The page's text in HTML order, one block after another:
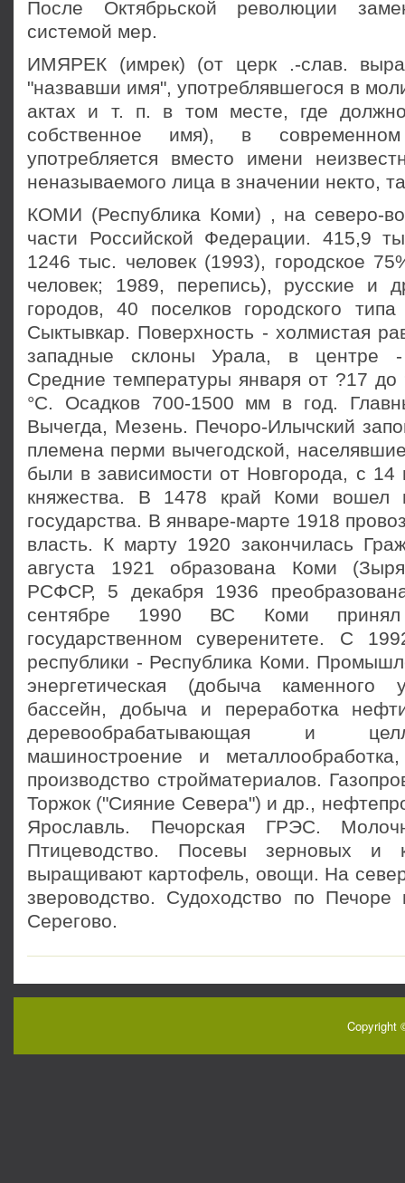
После Октябрьской революции
системой мер.
ИМЯРЕК (имрек) (от церк .-слав.
"назвавши имя", употреблявшегося в
актах и т. п. в том месте, где
собственное имя), в
употребляется вместо имени
неназываемого лица в значении некто,
КОМИ (Республика Коми) , на северо-
части Российской Федерации. 415,9
1246 тыс. человек (1993), городское
человек; 1989, перепись), русские и
городов, 40 поселков городского
Сыктывкар. Поверхность - холмистая
западные склоны Урала, в центре
Средние температуры января от ?17
°С. Осадков 700-1500 мм в год.
Вычегда, Мезень. Печоро-Илычский
племена перми вычегодской,
были в зависимости от Новгорода, с 14
княжества. В 1478 край Коми вошел
государства. В январе-марте 1918
власть. К марту 1920 закончилась
августа 1921 образована Коми
РСФСР, 5 декабря 1936
сентябре 1990 ВС Коми
государственном суверенитете. С
республики - Республика Коми.
энергетическая (добыча каменного
бассейн, добыча и переработка
деревообрабатывающая и
машиностроение и
производство стройматериалов.
Торжок ("Сияние Севера") и др.,
Ярославль. Печорская ГРЭС.
Птицеводство. Посевы зерновых и
выращивают картофель, овощи. На
звероводство. Судоходство по
Серегово.
Copyright